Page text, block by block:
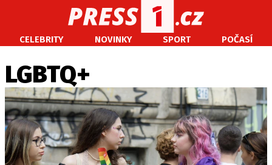
CELEBRITY NOVINKY SPORT POČASÍ
CELEBRITY NOVINKY SPORT POČASÍ
Máte příběh, fotku nebo video?
Pošlete e-mail na PRESS1.cz
O NÁS
O REDAKCI
LGBTQ+